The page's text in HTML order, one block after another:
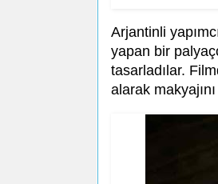
Arjantinli
yapan bir
tasarladılar.
alarak